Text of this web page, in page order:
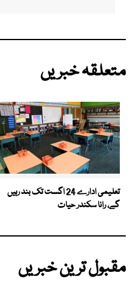
متعلقہ خبریں
تعلیمی ادارے 24 اگست تک بند رہیں
گے، رانا سکندر حیات
مقبول ترین خبریں